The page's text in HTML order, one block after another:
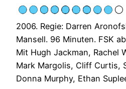
2006. Regie: Darren
Mansell. 96 Minuten. FSK
Mit Hugh Jackman, Rachel
Mark Margolis, Cliff Curtis,
Donna Murphy, Ethan